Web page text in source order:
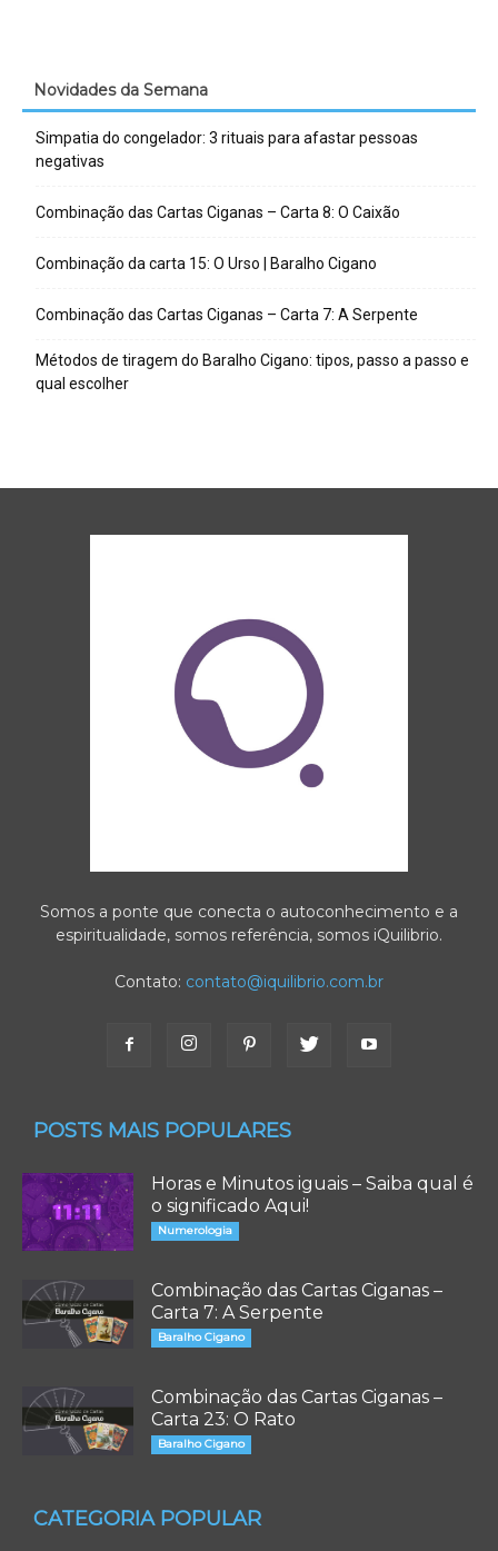
Novidades da Semana
Simpatia do congelador: 3 rituais para afastar pessoas
negativas
Combinação das Cartas Ciganas – Carta 8: O Caixão
Combinação da carta 15: O Urso | Baralho Cigano
Combinação das Cartas Ciganas – Carta 7: A Serpente
Métodos de tiragem do Baralho Cigano: tipos, passo a passo e
qual escolher
Somos a ponte que conecta o autoconhecimento e a
espiritualidade, somos referência, somos iQuilibrio.
Contato: contato@iquilibrio.com.br
POSTS MAIS POPULARES
Horas e Minutos iguais – Saiba qual é
o significado Aqui!
Numerologia
Combinação das Cartas Ciganas –
Carta 7: A Serpente
Baralho Cigano
Combinação das Cartas Ciganas –
Carta 23: O Rato
Baralho Cigano
CATEGORIA POPULAR